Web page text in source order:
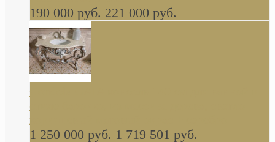
190 000 руб. 221 000 руб.
стиле барокко, из массива дерева, светло
коричневый матовый окрас + серебро
1 250 000 руб. 1 719 501 руб.